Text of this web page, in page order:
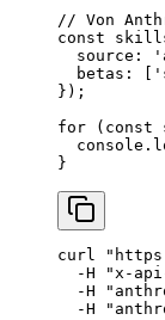
// Von
const
  source:
  betas: [
});
for ( const
  console.
}
curl
  -H
"x-
  -H
  -H